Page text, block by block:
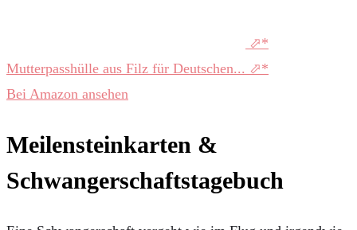
Mutterpasshülle aus Filz für Deutschen...
Bei Amazon ansehen
Meilensteinkarten &
Schwangerschaftstagebuch